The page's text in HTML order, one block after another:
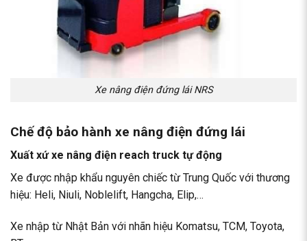
Xe nâng điện đứng lái NRS
Chế độ bảo hành xe nâng điện đứng lái
Xuất xứ xe nâng điện reach truck tự động
Xe được nhập khẩu nguyên chiếc từ Trung Quốc với thương
hiệu: Heli, Niuli, Noblelift, Hangcha, Elip,…
Xe nhập từ Nhật Bản với nhãn hiệu Komatsu, TCM, Toyota,